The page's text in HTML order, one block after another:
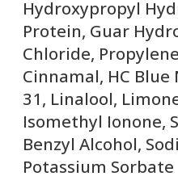
Hydroxypropyl
Protein, Guar
Chloride,
Cinnamal, HC Blue
31, Linalool,
Isomethyl Ionone,
Benzyl Alcohol,
Potassium Sorbate